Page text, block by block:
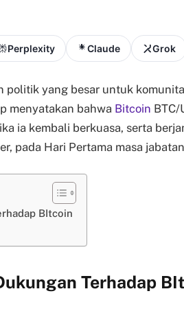
Perplexity Claude Grok
politik yang besar untuk
menyatakan bahwa Bitcoin BTC/
ia kembali berkuasa, serta
pada Hari Pertama masa
BItcoin
Terhadap